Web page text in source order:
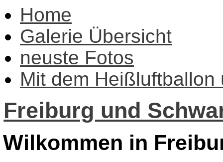
Home
Galerie Übersicht
neuste Fotos
Mit dem Heißluftballon
Freiburg und
Wilkommen in